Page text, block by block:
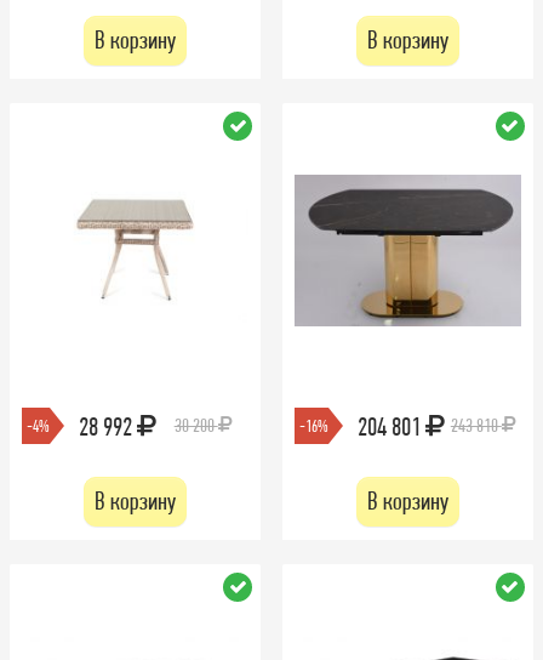
В корзину В корзину
-4% 28 992 30 200
В корзину
-16% 204 801 243 810
В корзину